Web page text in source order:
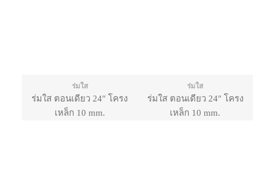
ร่มใส
ร่มใส ตอนเดียว 24″ โครง
เหล็ก 10 mm.
ร่มใส
ร่มใส ตอนเดียว 24″ โครง
เหล็ก 10 mm.